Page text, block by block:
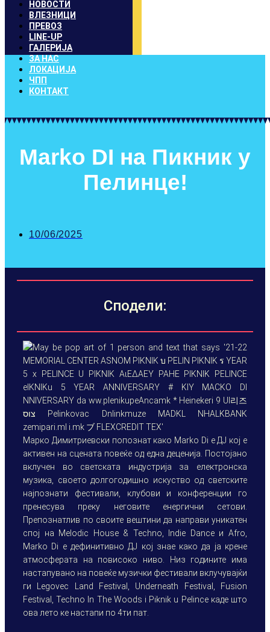
НОВОСТИ
ВЛЕЗНИЦИ
ПРЕВОЗ
LINE-UP
ГАЛЕРИЈА
ЗА НАС
ЛОКАЦИЈА
ЧПП
КОНТАКТ
Marko DI на Пикник у
Пелинце!
10/06/2025
Сподели:
Марко Димитриевски попознат како Marko Di е ДЈ кој е
активен на сцената повеќе од една деценија. Постојано
вклучен во светската индустрија за електронска
музика, своето долгогодишно искуство од светските
најпознати фестивали, клубови и конференции го
пренесува преку неговите енергични сетови.
Препознатлив по своите вештини да направи уникатен
спој на Melodic House & Techno, Indie Dance и Аfro,
Marko Di e дефинитивно ДЈ кој знае како да ја крене
атмосферата на повисоко ниво. Низ годините има
настапувано на повеќе музички фестивали вклучувајќи
ги Legovec Land Festival, Underneath Festival, Fusion
Festival, Techno In The Woods i Piknik u Pelince каде што
ова лето ке настапи по 4ти пат.